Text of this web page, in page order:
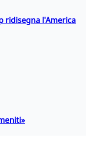
ridisegna l'America